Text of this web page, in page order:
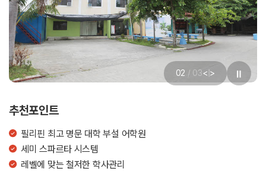
02 / 03< >
추천포인트
필리핀 최고 명문 대학 부설 어학원
세미 스파르타 시스템
레벨에 맞는 철저한 학사관리